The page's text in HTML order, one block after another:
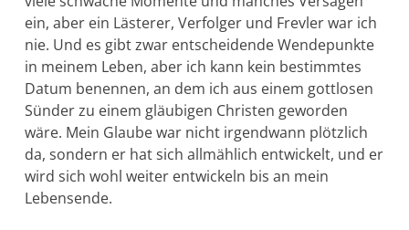
ein, aber ein Läste­rer, Verfolger und Frevler war ich
nie. Und es gibt zwar ent­schei­dende Wendepunkte
in meinem Leben, aber ich kann kein be­stimmtes
Datum benennen, an dem ich aus ei­nem gottlo­sen
Sünder zu ei­nem gläubigen Christen geworden
wäre. Mein Glaube war nicht ir­gendwann plötzlich
da, sondern er hat sich all­mählich entwickelt, und er
wird sich wohl weiter entwickeln bis an mein
Lebensende.